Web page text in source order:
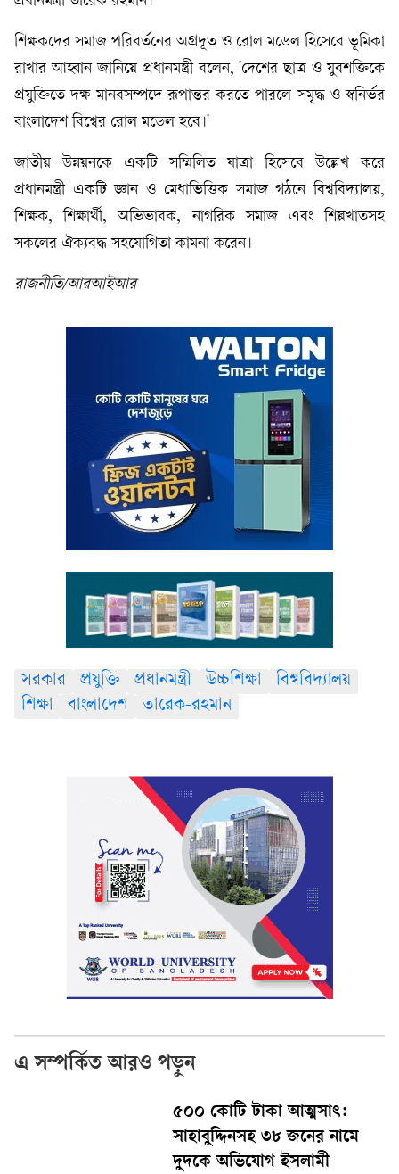
শিক্ষকদের সমাজ পরিবর্তনের অগ্রদূত ও রোল মডেল হিসেবে ভূমিকা
রাখার আহ্বান জানিয়ে প্রধানমন্ত্রী বলেন, 'দেশের ছাত্র ও যুবশক্তিকে
প্রযুক্তিতে দক্ষ মানবসম্পদে রূপান্তর করতে পারলে সমৃদ্ধ ও স্বনির্ভর
বাংলাদেশ বিশ্বের রোল মডেল হবে।'
জাতীয় উন্নয়নকে একটি সম্মিলিত যাত্রা হিসেবে উল্লেখ করে
প্রধানমন্ত্রী একটি জ্ঞান ও মেধাভিত্তিক সমাজ গঠনে বিশ্ববিদ্যালয়,
শিক্ষক, শিক্ষার্থী, অভিভাবক, নাগরিক সমাজ এবং শিল্পখাতসহ
সকলের ঐক্যবদ্ধ সহযোগিতা কামনা করেন।
রাজনীতি/আরআইআর
সরকার প্রযুক্তি প্রধানমন্ত্রী উচ্চশিক্ষা
বিশ্ববিদ্যালয়
শিক্ষা
বাংলাদেশ তারেক-রহমান
এ সম্পর্কিত আরও পড়ুন
৫০০ কোটি টাকা আত্মসাৎ:
সাহাবুদ্দিনসহ ৩৮ জনের নামে
দুদকে অভিযোগ ইসলামী